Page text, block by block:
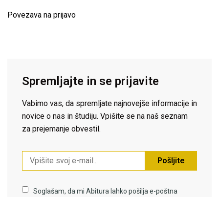
Povezava na prijavo
Spremljajte in se prijavite
Vabimo vas, da spremljate najnovejše informacije in
novice o nas in študiju. Vpišite se na naš seznam
za prejemanje obvestil.
Pošljite
Soglašam, da mi Abitura lahko pošilja e-poštna